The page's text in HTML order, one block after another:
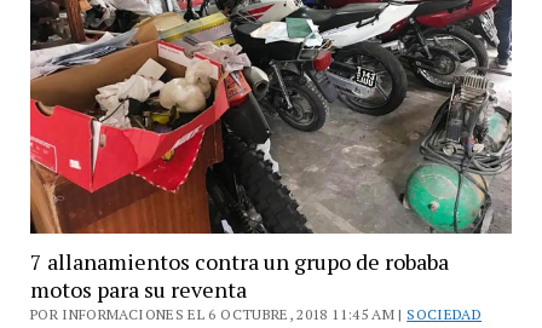
7 allanamientos contra un grupo de robaba
motos para su reventa
POR INFORMACIONES EL 6 OCTUBRE, 2018 11:45 AM | SOCIEDAD